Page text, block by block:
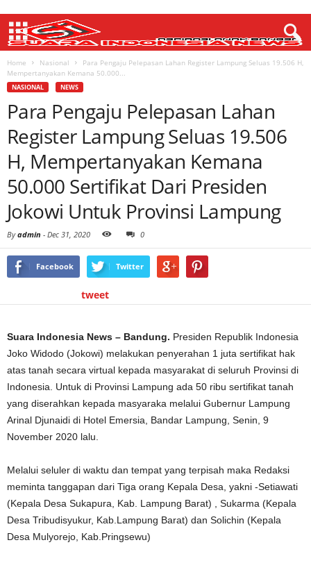
Home Nasional
Para Pengaju Pelepasan Lahan Register Lampung Seluas 19.506 H,
Mempertanyakan Kemana 50.000...
NASIONAL NEWS
Para Pengaju Pelepasan Lahan
Register Lampung Seluas 19.506
H, Mempertanyakan Kemana
50.000 Sertifikat Dari Presiden
Jokowi Untuk Provinsi Lampung
Byadmin - Dec 31, 2020 0
Facebook Twitter
tweet
Suara Indonesia News – Bandung. Presiden Republik Indonesia
Joko Widodo (Jokowi) melakukan penyerahan 1 juta sertifikat hak
atas tanah secara virtual kepada masyarakat di seluruh Provinsi di
Indonesia. Untuk di Provinsi Lampung ada 50 ribu sertifikat tanah
yang diserahkan kepada masyaraka melalui Gubernur Lampung
Arinal Djunaidi di Hotel Emersia, Bandar Lampung, Senin, 9
November 2020 lalu.
Melalui seluler di waktu dan tempat yang terpisah maka Redaksi
meminta tanggapan dari Tiga orang Kepala Desa, yakni -Setiawati
(Kepala Desa Sukapura, Kab. Lampung Barat) , Sukarma (Kepala
Desa Tribudisyukur, Kab.Lampung Barat) dan Solichin (Kepala
Desa Mulyorejo, Kab.Pringsewu)